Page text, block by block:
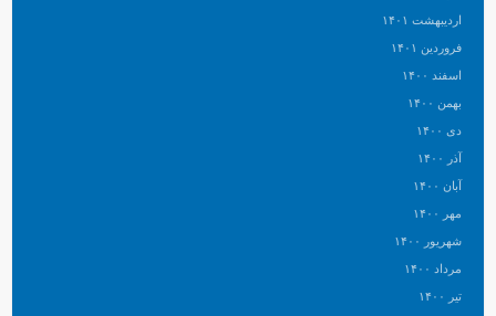
اردیبهشت ۱۴۰۱
فروردین ۱۴۰۱
اسفند ۱۴۰۰
بهمن ۱۴۰۰
دی ۱۴۰۰
آذر ۱۴۰۰
آبان ۱۴۰۰
مهر ۱۴۰۰
شهریور ۱۴۰۰
مرداد ۱۴۰۰
تیر ۱۴۰۰